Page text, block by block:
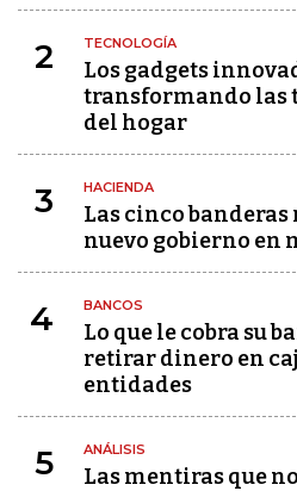
2 TECNOLOGÍA
Los gadgets
transformando las
del hogar
3 HACIENDA
Las cinco banderas
nuevo gobierno en
4 BANCOS
Lo que le cobra su
retirar dinero en
entidades
5 ANÁLISIS
Las mentiras que